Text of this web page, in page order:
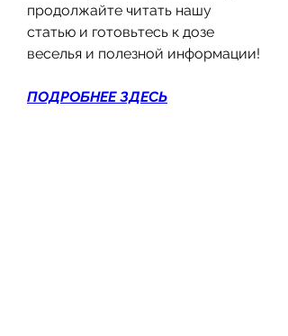
продолжайте читать нашу
статью и готовьтесь к дозе
веселья и полезной информации!
ПОДРОБНЕЕ ЗДЕСЬ